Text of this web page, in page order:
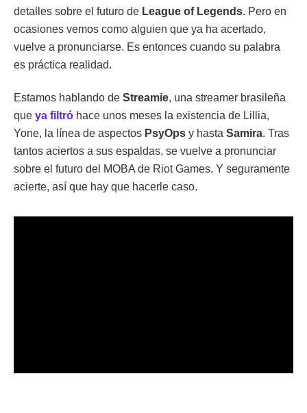
detalles sobre el futuro de League of Legends. Pero en
ocasiones vemos como alguien que ya ha acertado,
vuelve a pronunciarse. Es entonces cuando su palabra
es práctica realidad.
Estamos hablando de Streamie, una streamer brasileña
que ya filtró hace unos meses la existencia de Lillia,
Yone, la línea de aspectos PsyOps y hasta Samira. Tras
tantos aciertos a sus espaldas, se vuelve a pronunciar
sobre el futuro del MOBA de Riot Games. Y seguramente
acierte, así que hay que hacerle caso.